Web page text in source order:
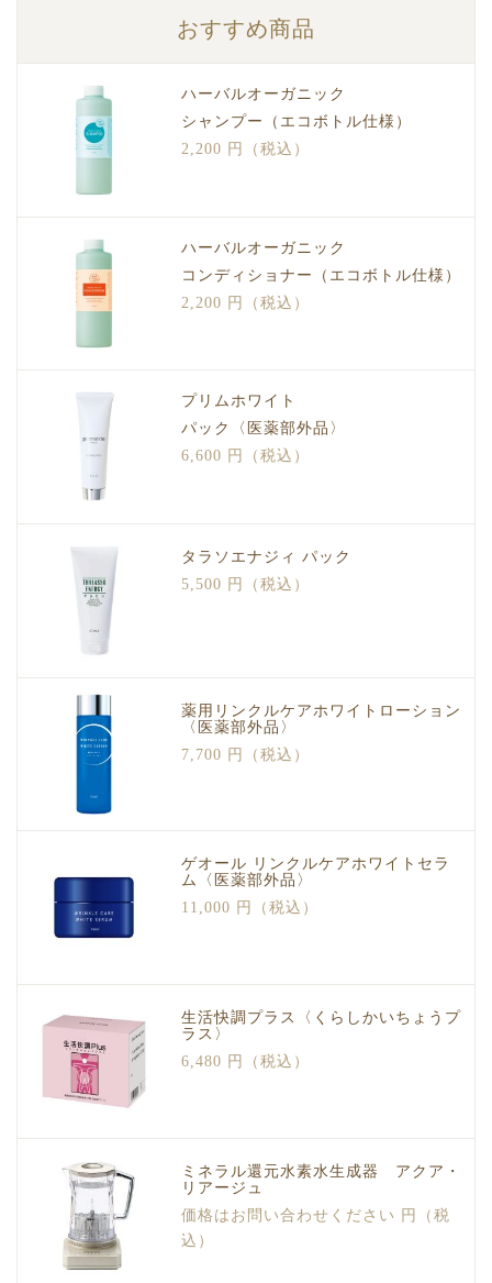
おすすめ商品
ハーバルオーガニック
シャンプー（エコボトル仕様）
2,200 円（税込）
ハーバルオーガニック
コンディショナー（エコボトル仕様）
2,200 円（税込）
プリムホワイト
パック〈医薬部外品〉
6,600 円（税込）
タラソエナジィ パック
5,500 円（税込）
薬用リンクルケアホワイトローション
〈医薬部外品〉
7,700 円（税込）
ゲオール リンクルケアホワイトセラ
ム〈医薬部外品〉
11,000 円（税込）
生活快調プラス〈くらしかいちょうプ
ラス〉
6,480 円（税込）
ミネラル還元水素水生成器 アクア・
リアージュ
価格はお問い合わせください 円（税
込）